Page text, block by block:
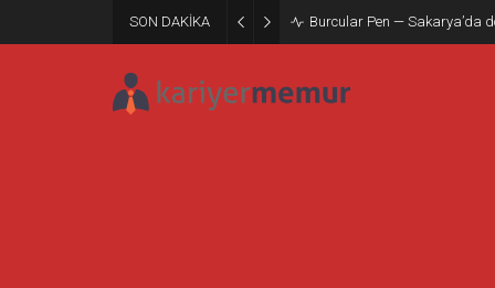
SON DAKİKA “İşçiden Amir Olmaz”